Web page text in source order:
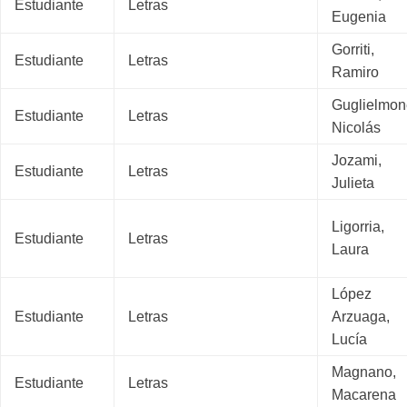
Estudiante Letras
Eugenia
Estudiante Letras
Gorriti,
Ramiro
Estudiante Letras
Nicolás
Estudiante Letras
Jozami,
Julieta
Estudiante Letras
Ligorria,
Laura
Estudiante Letras
López
Arzuaga,
Lucía
Estudiante Letras
Magnano,
Macarena